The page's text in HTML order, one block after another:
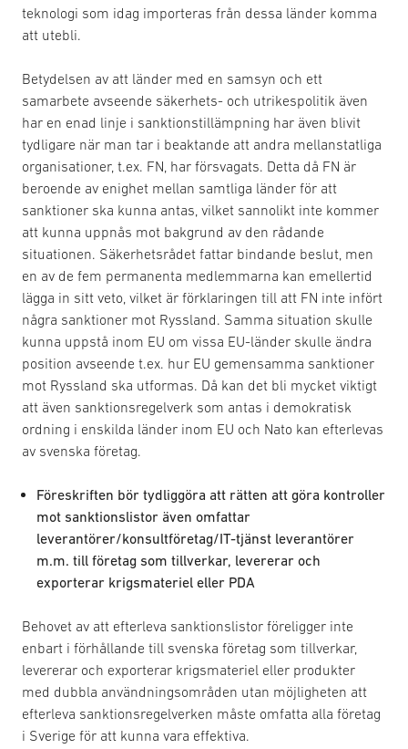
teknologi som idag importeras från dessa länder komma
att utebli.
Betydelsen av att länder med en samsyn och ett
samarbete avseende säkerhets- och utrikespolitik även
har en enad linje i sanktionstillämpning har även blivit
tydligare när man tar i beaktande att andra mellanstatliga
organisationer, t.ex. FN, har försvagats. Detta då FN är
beroende av enighet mellan samtliga länder för att
sanktioner ska kunna antas, vilket sannolikt inte kommer
att kunna uppnås mot bakgrund av den rådande
situationen. Säkerhetsrådet fattar bindande beslut, men
en av de fem permanenta medlemmarna kan emellertid
lägga in sitt veto, vilket är förklaringen till att FN inte infört
några sanktioner mot Ryssland. Samma situation skulle
kunna uppstå inom EU om vissa EU-länder skulle ändra
position avseende t.ex. hur EU gemensamma sanktioner
mot Ryssland ska utformas. Då kan det bli mycket viktigt
att även sanktionsregelverk som antas i demokratisk
ordning i enskilda länder inom EU och Nato kan efterlevas
av svenska företag.
Föreskriften bör tydliggöra att rätten att göra kontroller
mot sanktionslistor även omfattar
leverantörer/konsultföretag/IT-tjänst leverantörer
m.m. till företag som tillverkar, levererar och
exporterar krigsmateriel eller PDA
Behovet av att efterleva sanktionslistor föreligger inte
enbart i förhållande till svenska företag som tillverkar,
levererar och exporterar krigsmateriel eller produkter
med dubbla användningsområden utan möjligheten att
efterleva sanktionsregelverken måste omfatta alla företag
i Sverige för att kunna vara effektiva.